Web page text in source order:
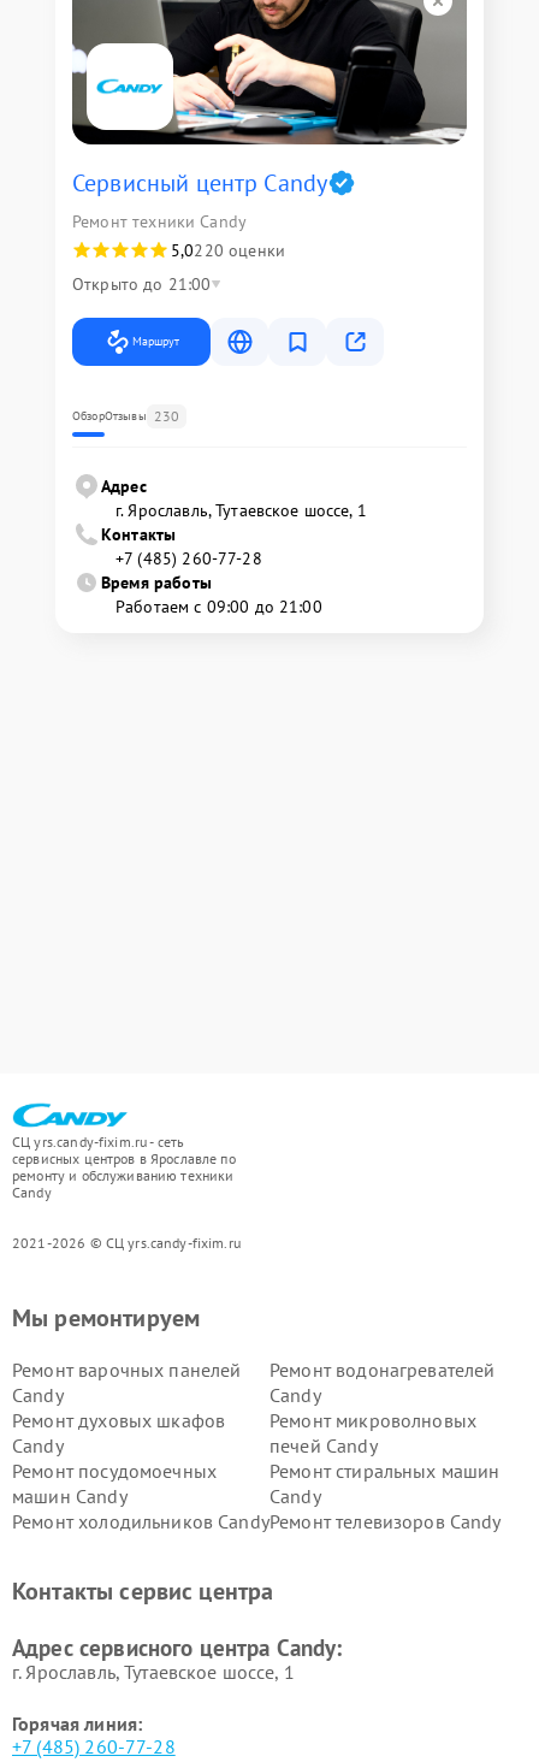
Сервисный центр Candy
Ремонт техники Candy
5,0220 оценки
Открыто до 21:00
Маршрут
ОбзорОтзывы 230
Адрес
г. Ярославль, Тутаевское шоссе, 1
Контакты
+7 (485) 260-77-28
Время работы
Работаем с 09:00 до 21:00
СЦ yrs.candy-fixim.ru - сеть
сервисных центров в Ярославле по
ремонту и обслуживанию техники
Candy
2021-2026 © СЦ yrs.candy-fixim.ru
Мы ремонтируем
Ремонт варочных панелей
Candy
Ремонт водонагревателей
Candy
Ремонт духовых шкафов
Candy
Ремонт микроволновых
печей Candy
Ремонт посудомоечных
машин Candy
Ремонт стиральных машин
Candy
Ремонт холодильников CandyРемонт телевизоров Candy
Контакты сервис центра
Адрес сервисного центра Candy:
г. Ярославль, Тутаевское шоссе, 1
Горячая линия:
+7 (485) 260-77-28